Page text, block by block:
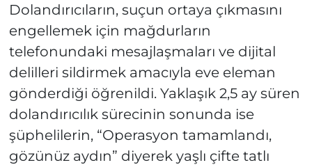
Dolandırıcıların, suçun ortaya çıkmasını
engellemek için mağdurların
telefonundaki mesajlaşmaları ve dijital
delilleri sildirmek amacıyla eve eleman
gönderdiği öğrenildi. Yaklaşık 2,5 ay süren
dolandırıcılık sürecinin sonunda ise
şüphelilerin, “Operasyon tamamlandı,
gözünüz aydın” diyerek yaşlı çifte tatlı